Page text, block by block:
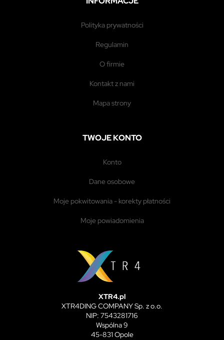
polityka prywatności
regulamin
o firmie
kontakt z nami
mapa strony
TWOJE KONTO
konto
dane osobowe
moje pokwitowania - korekty płatności
moje powiadomienia
XTR4.pl
XTR4DING COMPANY Sp. z o.o.
NIP: 7543281716
Wspólna 9
45-831 Opole